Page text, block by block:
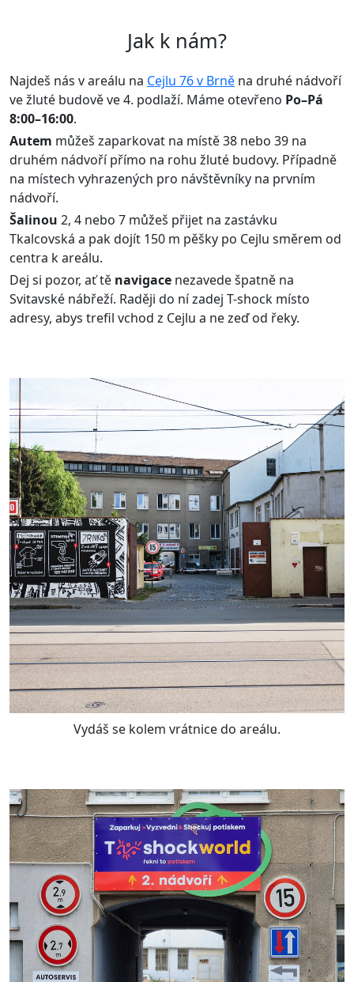
Jak k nám?
Najdeš nás v areálu na Cejlu 76 v Brně na druhé nádvoří
ve žluté budově ve 4. podlaží. Máme otevřeno Po–Pá
8:00–16:00.
Autem můžeš zaparkovat na místě 38 nebo 39 na
druhém nádvoří přímo na rohu žluté budovy. Případně
na místech vyhrazených pro návštěvníky na prvním
nádvoří.
Šalinou 2, 4 nebo 7 můžeš přijet na zastávku
Tkalcovská a pak dojít 150 m pěšky po Cejlu směrem od
centra k areálu.
Dej si pozor, ať tě navigace nezavede špatně na
Svitavské nábřeží. Raději do ní zadej T-shock místo
adresy, abys trefil vchod z Cejlu a ne zeď od řeky.
Vydáš se kolem vrátnice do areálu.